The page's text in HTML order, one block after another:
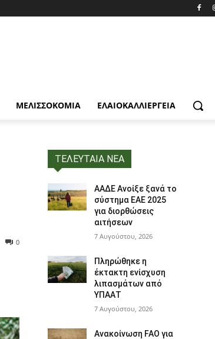
ΜΕΛΙΣΣΟΚΟΜΙΑ ΕΛΑΙΟΚΑΛΛΙΈΡΓΕΙΑ
0
ΤΕΛΕΥΤΑΙΑ ΝΕΑ
ΑΑΔΕ Ανοίξε ξανά το
σύστημα ΕΑΕ 2025
για διορθώσεις
αιτήσεων
7 Αυγούστου, 2026
Πληρώθηκε η
έκτακτη ενίσχυση
λιπασμάτων από
ΥΠΑΑΤ
7 Αυγούστου, 2026
Ανακοίνωση FAO για